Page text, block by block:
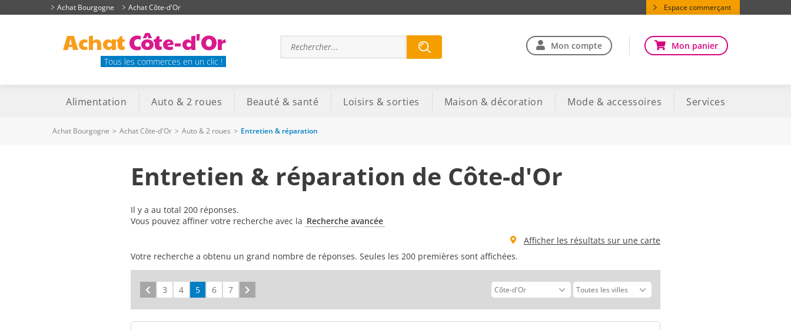
Achat Bourgogne Achat Côte-d'Or Espace commerçant
AchatCôte-d'Or
Tous les commerces en un clic !
Mon compte Mon panier
Alimentation Auto & 2 roues Beauté & santé Loisirs & sorties Maison & décoration Mode & accessoires Services
Achat Bourgogne > Achat Côte-d'Or > Auto & 2 roues > Entretien & réparation
Entretien & réparation de Côte-d'Or
Il y a au total 200 réponses.
Vous pouvez affiner votre recherche avec la Recherche avancée
Afficher les résultats sur une carte
Votre recherche a obtenu un grand nombre de réponses. Seules les 200 premières sont affichées.
Précédent
3 4 5 6 7